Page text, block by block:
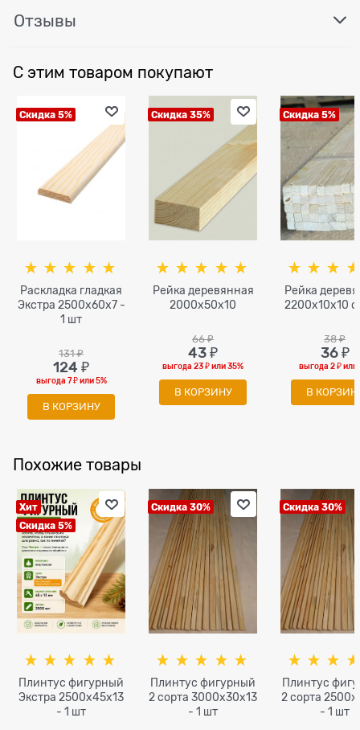
Отзывы
С этим товаром покупают
Скидка 5%
Раскладка гладкая
Экстра 2500x60x7 -
1 шт
131 ₽
124 ₽
выгода 7 ₽или5%
В КОРЗИНУ
Скидка 35%
Рейка деревянная
2000x50х10
66 ₽
43 ₽
выгода23 ₽или35%
В КОРЗИНУ
Скидка 5%
Рейка
2200x10x10
38 ₽
36 ₽
выгода2 ₽или
В
Похожие товары
Хит
Скидка 5%
Плинтус фигурный
Экстра 2500x45х13
- 1 шт
Скидка 30%
Плинтус фигурный
2 сорта 3000х30х13
- 1 шт
Скидка 30%
Плинтус
2 сорта
- 1 шт